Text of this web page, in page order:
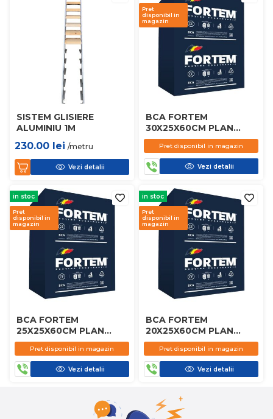
SISTEM GLISIERE
ALUMINIU 1M
230.00 lei /metru
Vezi detalii
Pret
disponibil in
magazin
BCA FORTEM
30X25X60CM PLAN
D450
Pret disponibil in magazin
Vezi detalii
in stoc
Pret
disponibil in
magazin
BCA FORTEM
25X25X60CM PLAN
D450
Pret disponibil in magazin
Vezi detalii
in stoc
Pret
disponibil in
magazin
BCA FORTEM
20X25X60CM PLAN
D450
Pret disponibil in magazin
Vezi detalii